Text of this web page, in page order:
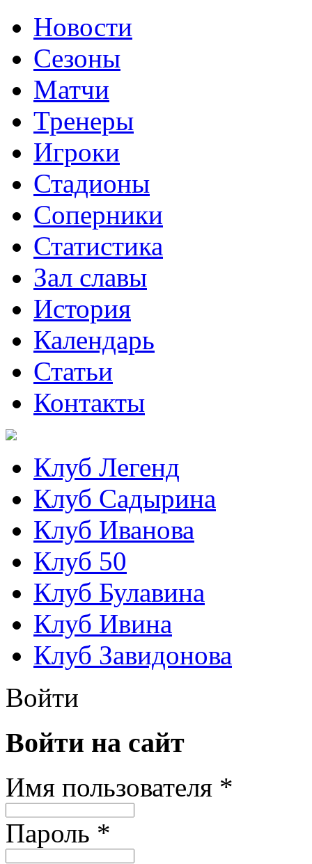
Новости
Сезоны
Матчи
Тренеры
Игроки
Стадионы
Соперники
Статистика
Зал славы
История
Календарь
Статьи
Контакты
Клуб Легенд
Клуб Садырина
Клуб Иванова
Клуб 50
Клуб Булавина
Клуб Ивина
Клуб Завидонова
Войти
Войти на сайт
Имя пользователя *
Пароль *